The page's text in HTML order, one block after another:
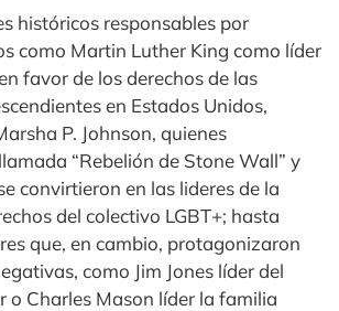
históricos responsables por
como Martin Luther King como líder
favor de los derechos de las
en Estados Unidos,
P. Johnson, quienes
“Rebelión de Stone Wall” y
convirtieron en las lideres de la
del colectivo LGBT+; hasta
que, en cambio, protagonizaron
como Jim Jones líder del
o Charles Mason líder la familia